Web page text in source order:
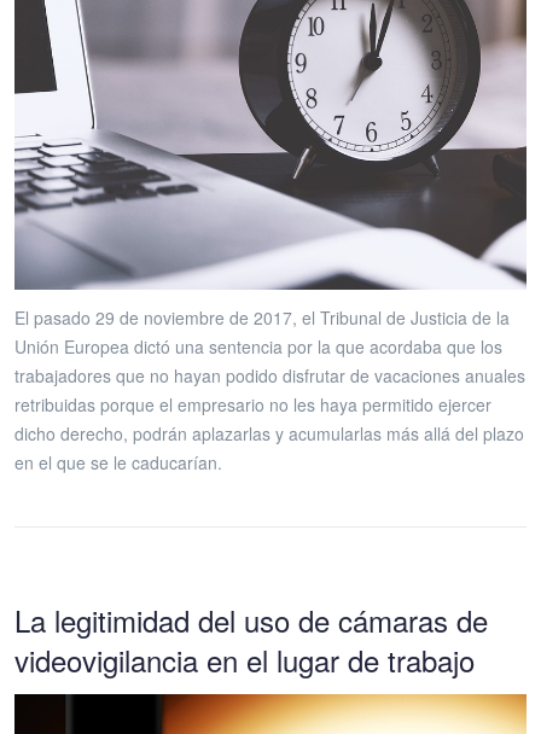
El pasado 29 de noviembre de 2017, el Tribunal de Justicia de la
Unión Europea dictó una sentencia por la que acordaba que los
trabajadores que no hayan podido disfrutar de vacaciones anuales
retribuidas porque el empresario no les haya permitido ejercer
dicho derecho, podrán aplazarlas y acumularlas más allá del plazo
en el que se le caducarían.
La legitimidad del uso de cámaras de
videovigilancia en el lugar de trabajo